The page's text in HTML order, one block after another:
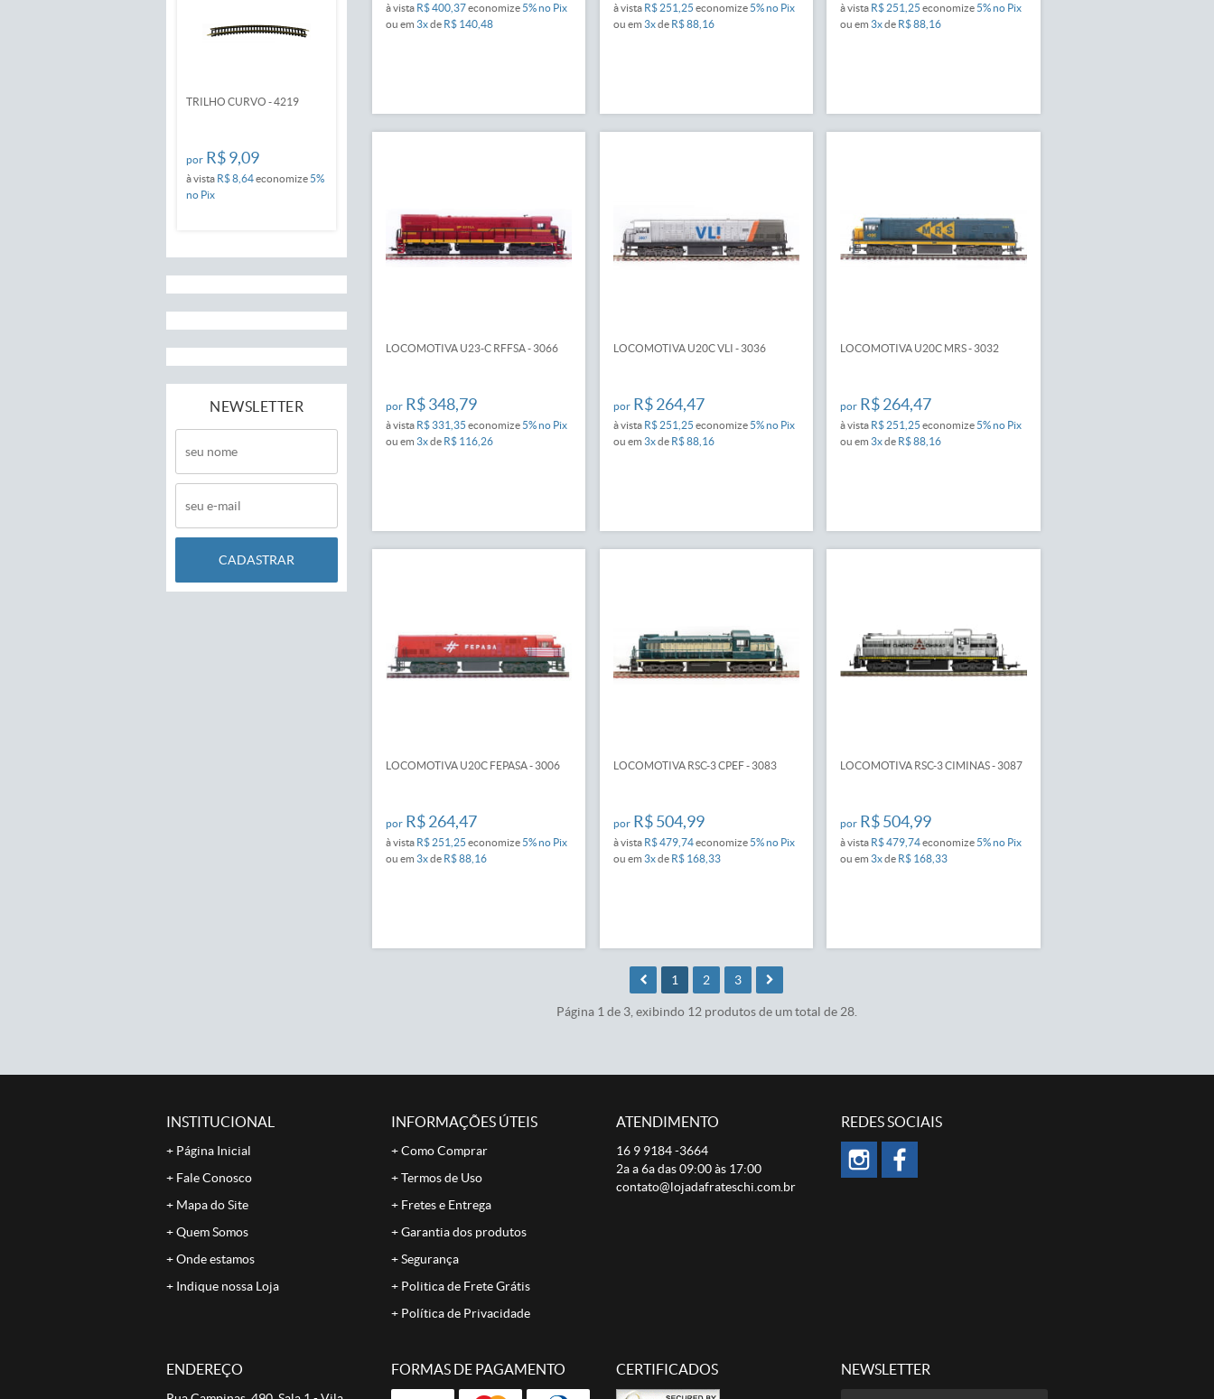
TRILHO CURVO - 4219
por R$ 9,09
à vista R$ 8,64economize 5%
no Pix
NEWSLETTER
CADASTRAR
à vista R$ 400,37economize 5%no Pix
ou em 3xde R$ 140,48
à vista R$ 251,25 economize 5%no Pix
ou em 3xde R$ 88,16
à vista R$ 251,25 economize 5%no Pix
ou em 3xde R$ 88,16
LOCOMOTIVA U23-C RFFSA - 3066
por R$ 348,79
à vista R$ 331,35 economize 5%no Pix
ou em 3xde R$ 116,26
LOCOMOTIVA U20C VLI - 3036
por R$ 264,47
à vista R$ 251,25 economize 5%no Pix
ou em 3xde R$ 88,16
LOCOMOTIVA U20C MRS - 3032
por R$ 264,47
à vista R$ 251,25 economize 5%no Pix
ou em 3xde R$ 88,16
LOCOMOTIVA U20C FEPASA - 3006
por R$ 264,47
à vista R$ 251,25 economize 5%no Pix
ou em 3xde R$ 88,16
LOCOMOTIVA RSC-3 CPEF - 3083
por R$ 504,99
à vista R$ 479,74economize 5%no Pix
ou em 3xde R$ 168,33
LOCOMOTIVA RSC-3 CIMINAS - 3087
por R$ 504,99
à vista R$ 479,74economize 5%no Pix
ou em 3xde R$ 168,33
1 2 3
Página 1 de 3, exibindo 12 produtos de um total de 28.
INSTITUCIONAL
Página Inicial
Fale Conosco
Mapa do Site
Quem Somos
Onde estamos
Indique nossa Loja
INFORMAÇÕES ÚTEIS
Como Comprar
Termos de Uso
Fretes e Entrega
Garantia dos produtos
Segurança
Politica de Frete Grátis
Política de Privacidade
ATENDIMENTO
16 9 9184 -3664
2a a 6a das 09:00 às 17:00
contato@lojadafrateschi.com.br
REDES SOCIAIS
ENDEREÇO FORMAS DE PAGAMENTO CERTIFICADOS NEWSLETTER